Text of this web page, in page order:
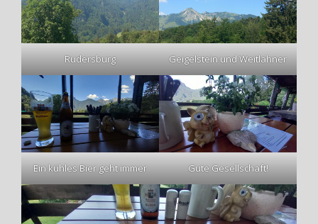
Rudersburg Geigelstein und Weitlahner
Ein kühles Bier geht immer Gute Gesellschaft!